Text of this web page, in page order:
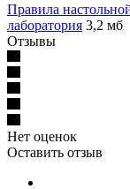
Правила
лаборатория 3,2 мб
Отзывы
Нет оценок
Оставить отзыв